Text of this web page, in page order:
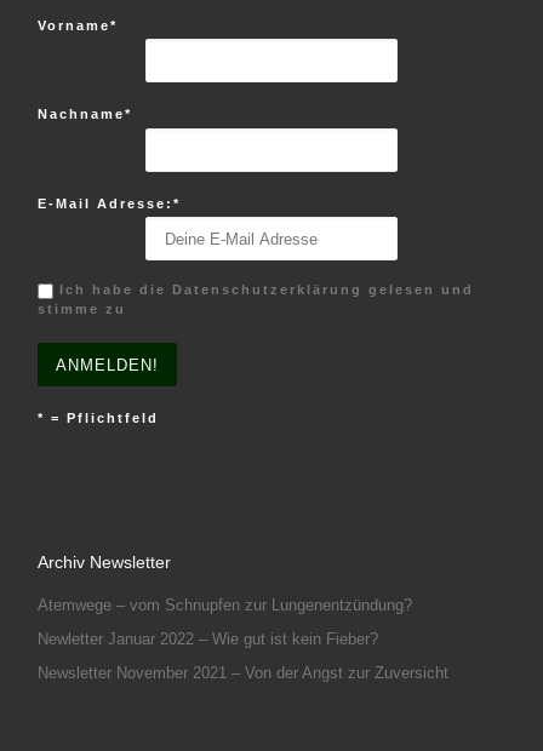
Vorname*
Nachname*
E-Mail Adresse:*
Ich habe die Datenschutzerklärung gelesen und
stimme zu
* = Pflichtfeld
Archiv Newsletter
Atemwege – vom Schnupfen zur Lungenentzündung?
Newletter Januar 2022 – Wie gut ist kein Fieber?
Newsletter November 2021 – Von der Angst zur Zuversicht